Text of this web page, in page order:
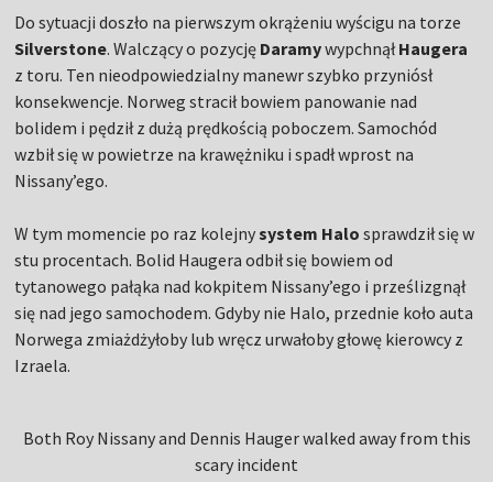
Do sytuacji doszło na pierwszym okrążeniu wyścigu na torze
Silverstone. Walczący o pozycję DaramywypchnąłHaugera
z toru. Ten nieodpowiedzialny manewr szybko przyniósł
konsekwencje. Norweg stracił bowiem panowanie nad
bolidem i pędził z dużą prędkością poboczem. Samochód
wzbił się w powietrze na krawężniku i spadł wprost na
Nissany’ego.
W tym momencie po raz kolejnysystem Halo sprawdził się w
stu procentach. Bolid Haugera odbił się bowiem od
tytanowego pałąka nad kokpitem Nissany’ego i prześlizgnął
się nad jego samochodem. Gdyby nie Halo, przednie koło auta
Norwega zmiażdżyłoby lub wręcz urwałoby głowę kierowcy z
Izraela.
Both Roy Nissany and Dennis Hauger walked away from this
scary incident